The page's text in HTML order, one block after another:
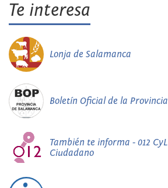
Te interesa
Lonja de Salamanca
Boletín Oficial de la Provincia
También te informa - 012
Ciudadano